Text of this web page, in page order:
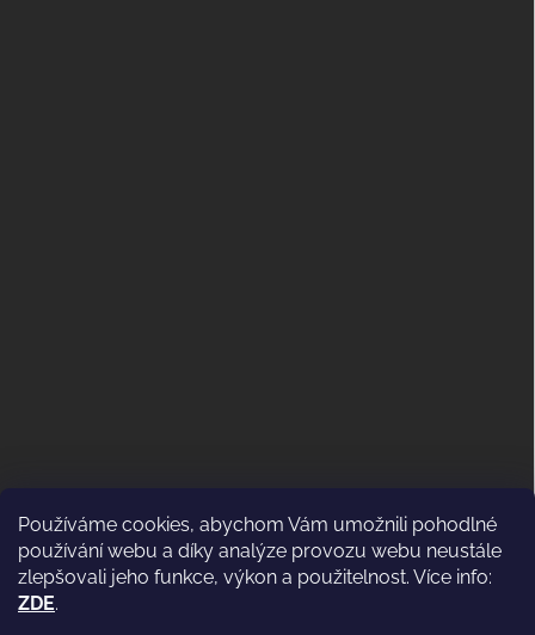
Používáme cookies, abychom Vám umožnili pohodlné
používání webu a díky analýze provozu webu neustále
zlepšovali jeho funkce, výkon a použitelnost. Více info:
ZDE.
ODSTOUPENÍ OD KUPNÍ SMLOUVY
(VRÁCENÍ)